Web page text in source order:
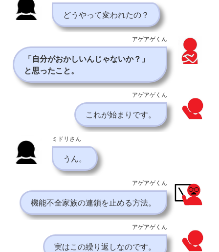
どうやって変われたの？
アゲアゲくん
「自分がおかしいんじゃないか？」
と思ったこと。
アゲアゲくん
これが始まりです。
ミドリさん
うん。
アゲアゲくん
機能不全家族の連鎖を止める方法。
アゲアゲくん
実はこの繰り返しなのです。